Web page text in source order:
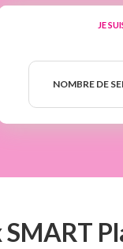
JE
Nombre
semaines
NOMBRE DE